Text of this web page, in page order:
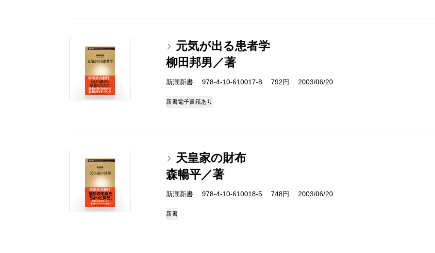
元気が出る患者学
柳田邦男／著
新潮新書 978-4-10-610017-8 792円 2003/06/20
新書電子書籍あり
天皇家の財布
森暢平／著
新潮新書 978-4-10-610018-5 748円 2003/06/20
新書